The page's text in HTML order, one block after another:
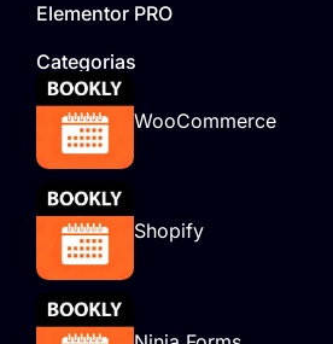
Elementor PRO
Categorias
WooCommerce
Shopify